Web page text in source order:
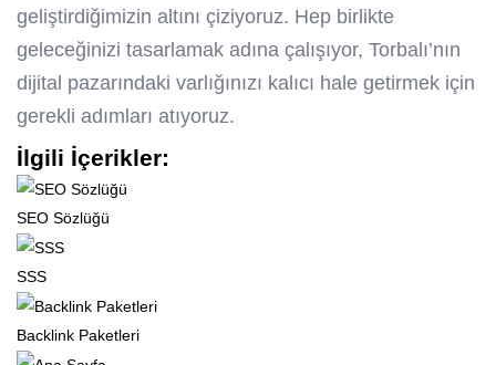
geliştirdiğimizin altını çiziyoruz. Hep birlikte
geleceğinizi tasarlamak adına çalışıyor, Torbalı’nın
dijital pazarındaki varlığınızı kalıcı hale getirmek için
gerekli adımları atıyoruz.
İlgili İçerikler:
SEO Sözlüğü
SSS
Backlink Paketleri